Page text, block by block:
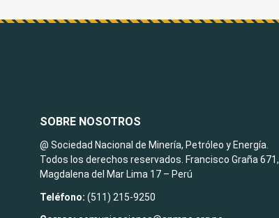
SOBRE NOSOTROS
@ Sociedad Nacional de Minería, Petróleo y Energía.
Todos los derechos reservados. Francisco Graña 671,
Magdalena del Mar Lima 17 – Perú
Teléfono: (511) 215-9250